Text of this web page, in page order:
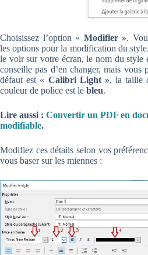
Choisissez l’option « Modifier ».
les options pour la modification du
le voir sur votre écran, le nom du style
conseille pas d’en changer, mais
défaut est « Calibri Light », la taille
couleur de police est le bleu.
Lire aussi : Convertir un PDF en
modifiable.
Modifiez ces détails selon vos
vous baser sur les miennes :